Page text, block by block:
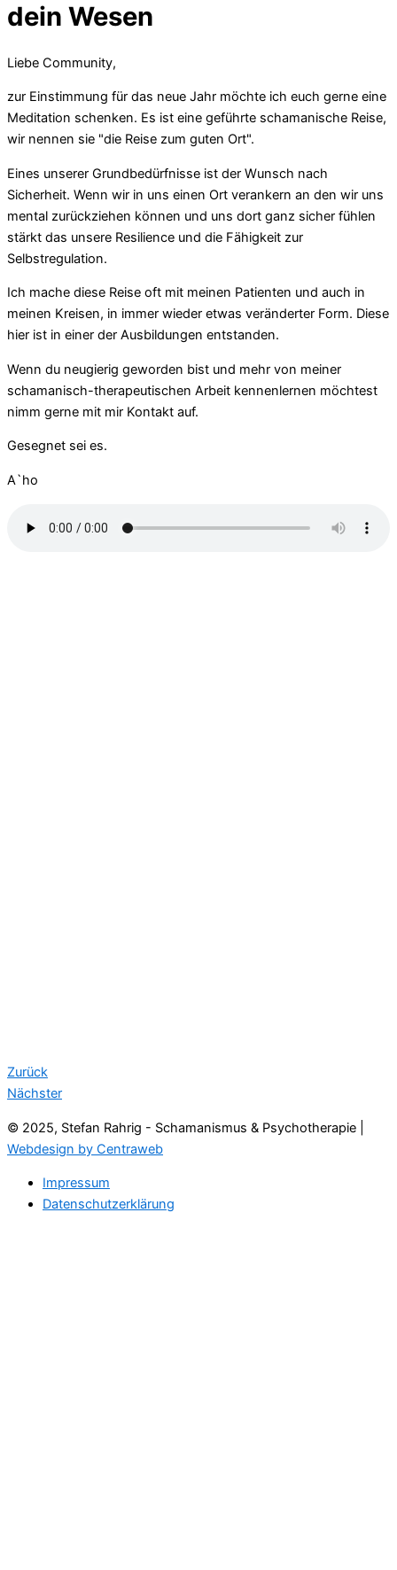
dein Wesen
Liebe Community,
zur Einstimmung für das neue Jahr möchte ich euch gerne eine
Meditation schenken. Es ist eine geführte schamanische Reise,
wir nennen sie "die Reise zum guten Ort".
Eines unserer Grundbedürfnisse ist der Wunsch nach
Sicherheit. Wenn wir in uns einen Ort verankern an den wir uns
mental zurückziehen können und uns dort ganz sicher fühlen
stärkt das unsere Resilience und die Fähigkeit zur
Selbstregulation.
Ich mache diese Reise oft mit meinen Patienten und auch in
meinen Kreisen, in immer wieder etwas veränderter Form. Diese
hier ist in einer der Ausbildungen entstanden.
Wenn du neugierig geworden bist und mehr von meiner
schamanisch-therapeutischen Arbeit kennenlernen möchtest
nimm gerne mit mir Kontakt auf.
Gesegnet sei es.
A`ho
Zurück
Nächster
© 2025, Stefan Rahrig - Schamanismus & Psychotherapie |
Webdesign by Centraweb
Impressum
Datenschutzerklärung